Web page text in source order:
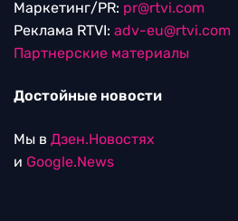
Маркетинг/PR: pr@rtvi.com
Реклама RTVI: adv-eu@rtvi.com
Партнерские материалы
Достойные новости
Мы в Дзен.Новостях
и Google.News